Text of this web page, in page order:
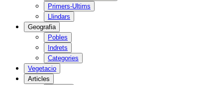
Primers-Ultims
Llindars
Geografia
Pobles
Indrets
Categories
Vegetacio
Articles